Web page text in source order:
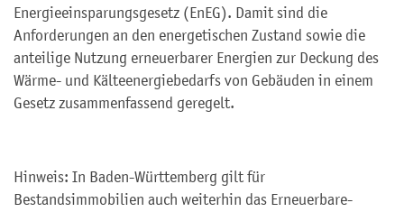
Energieeinsparungsgesetz (EnEG). Damit sind die
Anforderungen an den energetischen Zustand sowie die
anteilige Nutzung erneuerbarer Energien zur Deckung des
Wärme- und Kälteenergiebedarfs von Gebäuden in einem
Gesetz zusammenfassend geregelt.
Hinweis: In Baden-Württemberg gilt für
Bestandsimmobilien auch weiterhin das Erneuerbare-